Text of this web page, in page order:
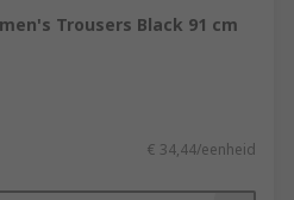
Trousers Black 91 cm
€ 34,44/eenheid